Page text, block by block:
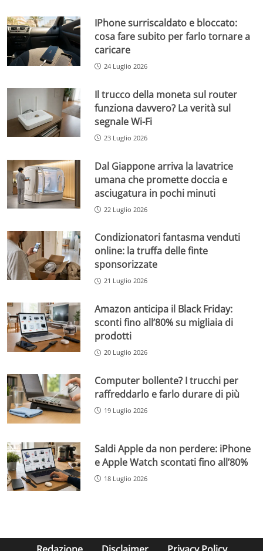
IPhone surriscaldato e bloccato:
cosa fare subito per farlo tornare a
caricare
24 Luglio 2026
Il trucco della moneta sul router
funziona davvero? La verità sul
segnale Wi-Fi
23 Luglio 2026
Dal Giappone arriva la lavatrice
umana che promette doccia e
asciugatura in pochi minuti
22 Luglio 2026
Condizionatori fantasma venduti
online: la truffa delle finte
sponsorizzate
21 Luglio 2026
Amazon anticipa il Black Friday:
sconti fino all’80% su migliaia di
prodotti
20 Luglio 2026
Computer bollente? I trucchi per
raffreddarlo e farlo durare di più
19 Luglio 2026
Saldi Apple da non perdere: iPhone
e Apple Watch scontati fino all’80%
18 Luglio 2026